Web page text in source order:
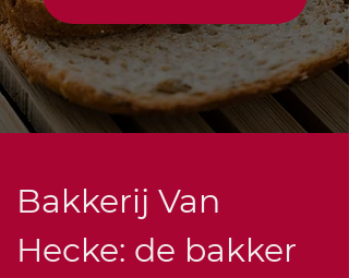
Bakkerij Van
Hecke: de bakker